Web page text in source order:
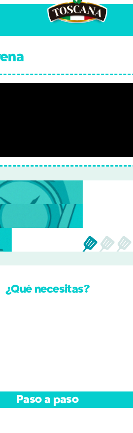
¿Qué necesitas?
Paso a paso